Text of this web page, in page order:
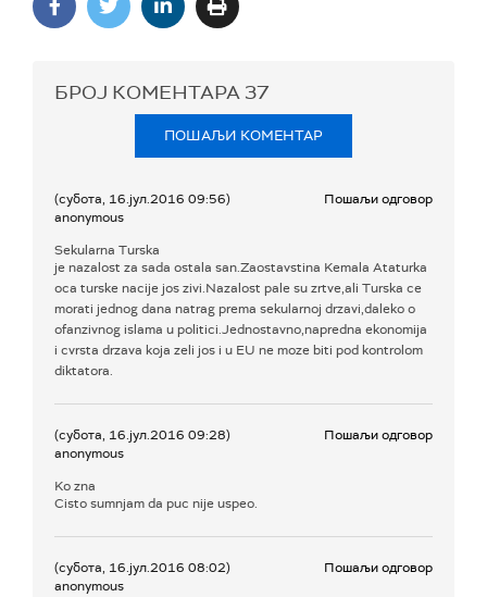
БРОЈ КОМЕНТАРА 37
ПОШАЉИ КОМЕНТАР
(субота, 16.јул.2016 09:56)
anonymous
Пошаљи одговор
Sekularna Turska
je nazalost za sada ostala san.Zaostavstina Kemala Ataturka
oca turske nacije jos zivi.Nazalost pale su zrtve,ali Turska ce
morati jednog dana natrag prema sekularnoj drzavi,daleko o
ofanzivnog islama u politici.Jednostavno,napredna ekonomija
i cvrsta drzava koja zeli jos i u EU ne moze biti pod kontrolom
diktatora.
(субота, 16.јул.2016 09:28)
anonymous
Пошаљи одговор
Ko zna
Cisto sumnjam da puc nije uspeo.
(субота, 16.јул.2016 08:02)
anonymous
Пошаљи одговор